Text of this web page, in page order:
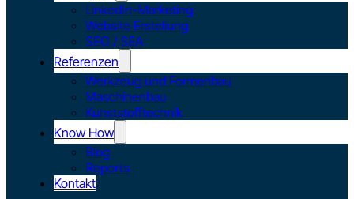
LinkedIn-Marketing
Website Erstellung
SEO / SEA
Referenzen
Werkzeug und Formenbau
Maschinenbau
Kunststofftechnik
Know How
Blog
Reports
Kontakt